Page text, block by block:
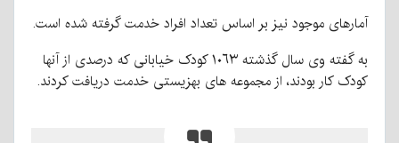
آمارهای موجود نیز بر اساس تعداد افراد خدمت گرفته شده است.
به گفته وی سال گذشته ١٠٦٣ كودک خيابانی كه درصدی از آنها
كودک كار بودند، از مجموعه های بهزيستی خدمت دریافت کردند.